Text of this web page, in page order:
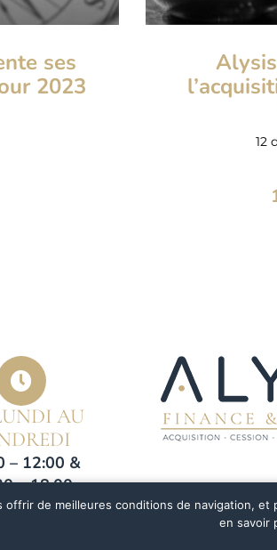
ses
2023
12
AU
– 12:00 &
– 18:00
de meilleures conditions de navigation, et
en savoir